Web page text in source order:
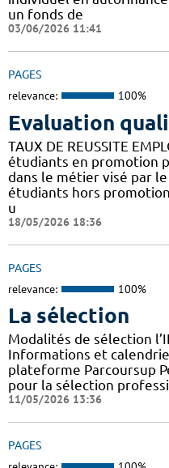
un fonds de
03/06/2026 11:41
PAGES
relevance: 100%
Evaluation
TAUX DE REUSSITE
étudiants en promotion
dans le métier visé par
étudiants hors
u
18/05/2026 18:36
PAGES
relevance: 100%
La sélection
Modalités de sélection
Informations et
plateforme Parcoursup
pour la sélection
11/05/2026 13:36
PAGES